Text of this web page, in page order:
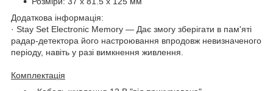
Додаткова інформація:
· Stay Set Electronic Memory — Дає змогу зберігати в пам'яті
радар-детектора його настроювання впродовж невизначеного
періоду, навіть у разі вимкнення живлення.
Комплектація